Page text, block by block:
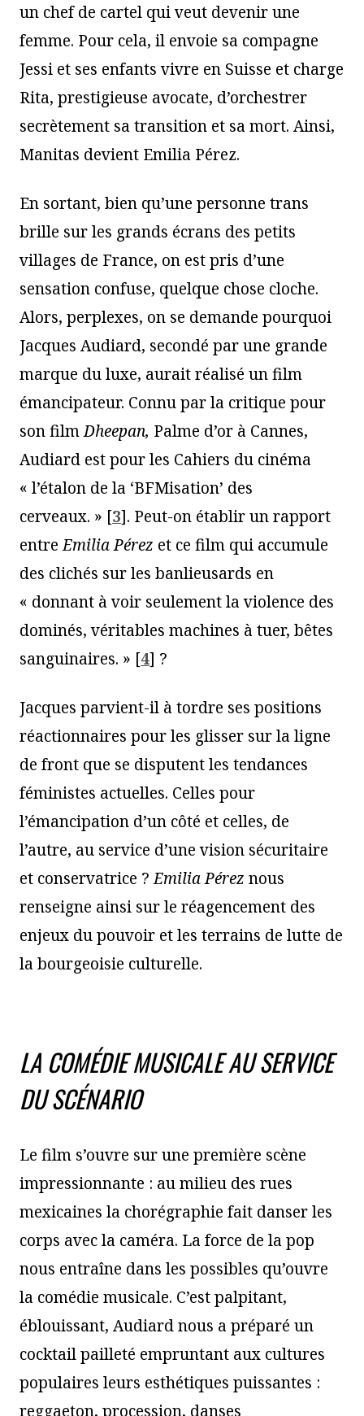
un chef de cartel qui veut devenir une
femme. Pour cela, il envoie sa compagne
Jessi et ses enfants vivre en Suisse et charge
Rita, prestigieuse avocate, d’orchestrer
secrètement sa transition et sa mort. Ainsi,
Manitas devient Emilia Pérez.
En sortant, bien qu’une personne trans
brille sur les grands écrans des petits
villages de France, on est pris d’une
sensation confuse, quelque chose cloche.
Alors, perplexes, on se demande pourquoi
Jacques Audiard, secondé par une grande
marque du luxe, aurait réalisé un film
émancipateur. Connu par la critique pour
son filmDheepan, Palme d’or à Cannes,
Audiard est pour les Cahiers du cinéma
« l’étalon de la ‘BFMisation’ des
cerveaux. » [3]. Peut-on établir un rapport
entreEmilia Pérez et ce film qui accumule
des clichés sur les banlieusards en
« donnant à voir seulement la violence des
dominés, véritables machines à tuer, bêtes
sanguinaires. » [4] ?
Jacques parvient-il à tordre ses positions
réactionnaires pour les glisser sur la ligne
de front que se disputent les tendances
féministes actuelles. Celles pour
l’émancipation d’un côté et celles, de
l’autre, au service d’une vision sécuritaire
et conservatrice ?Emilia Pérez nous
renseigne ainsi sur le réagencement des
enjeux du pouvoir et les terrains de lutte de
la bourgeoisie culturelle.
LA COMÉDIE MUSICALE AU SERVICE
DU SCÉNARIO
Le film s’ouvre sur une première scène
impressionnante : au milieu des rues
mexicaines la chorégraphie fait danser les
corps avec la caméra. La force de la pop
nous entraîne dans les possibles qu’ouvre
la comédie musicale. C’est palpitant,
éblouissant, Audiard nous a préparé un
cocktail pailleté empruntant aux cultures
populaires leurs esthétiques puissantes :
reggaeton, procession, danses